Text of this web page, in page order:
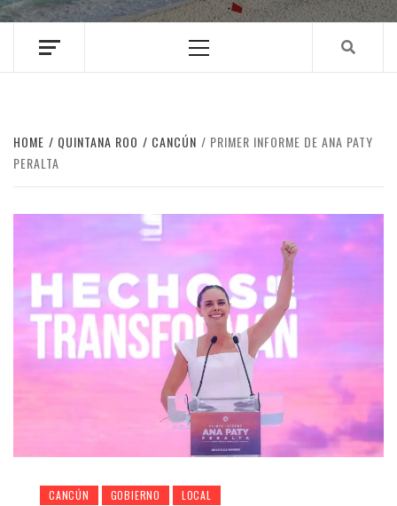
Menu
HOME QUINTANA ROO CANCÚN
PRIMER INFORME DE ANA PATY
PERALTA
CANCÚN GOBIERNO LOCAL